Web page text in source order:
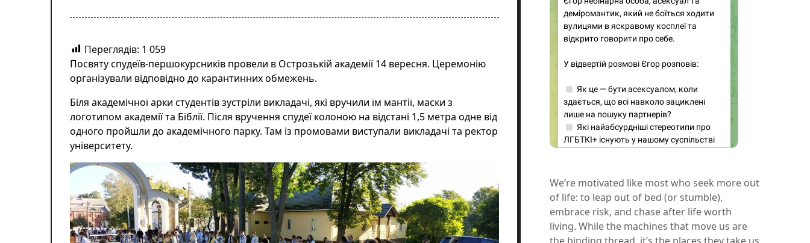
Переглядів: 1 059
Посвяту спудеїв-першокурсників провели в Острозькій академії 14 вересня. Церемонію
організували відповідно до карантинних обмежень.
Біля академічної арки студентів зустріли викладачі, які вручили їм мантії, маски з
логотипом академії та Біблії. Після вручення спудеї колоною на відстані 1,5 метра одне від
одного пройшли до академічного парку. Там із промовами виступали викладачі та ректор
університету.
We’re motivated like most who seek more out
of life: to leap out of bed (or stumble),
embrace risk, and chase after life worth
living. While the machines that move us are
the binding thread, it’s the places they take us